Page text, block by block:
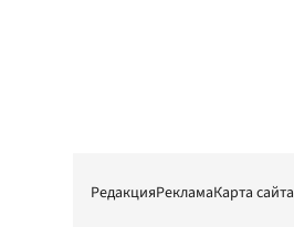
РедакцияРекламаКарта сайта